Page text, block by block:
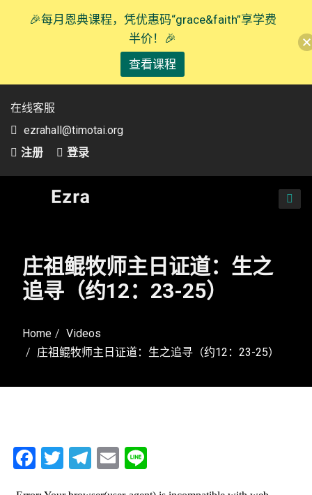
在线客服
ezrahall@timotai.org
注册
登录
庄祖鲲牧师主日证道：生之
追寻（约12：23-25）
Home
Videos
庄祖鲲牧师主日证道：生之追寻（约12：23-25）
Facebook
Twitter
Telegram
Email
🎉每月恩典课程，凭优惠码“grace&faith”享学费
半价！🎉
查看课程